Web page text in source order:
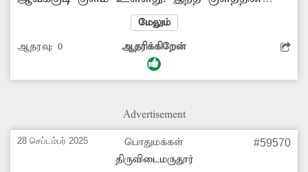
கரைகள் சேதமடைந்து இருக்கிறது. இதனால்
தண்ணீர் தேக்கமுடியாத நிலை உள்ளது.
மேலும்,குளம் முழுவதும் செடி,கொடிகள்
வளர்ந்து புதர்மண்டி கிடக்கிறது. இதனால் அந்த
பயன்படுத்த முடியாத சூழல் உருவாகி உள்ளது.
தூர்வார நடவடிக்கை எடுக்க வேண்டும்.
மேலும்
ஆதரவு: 0 ஆதரிக்கிறேன்
Advertisement
28 செப்டம்பர் 2025
பொதுமக்கள்
திருவிடைமருதூர்
#59570